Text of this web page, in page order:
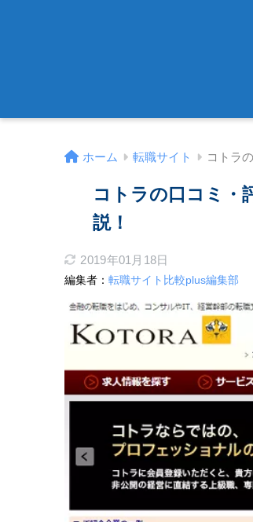
ホーム 転職サイト コトラ
コトラの口コミ・
説！
2019年01月18日
編集者： 転職サイト比較plus編集部